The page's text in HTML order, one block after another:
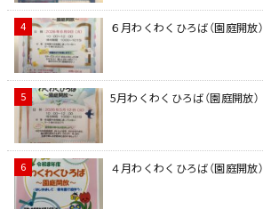
６月わくわくひろば（園庭開放）
5月わくわくひろば（園庭開放）
４月わくわくひろば（園庭開放）